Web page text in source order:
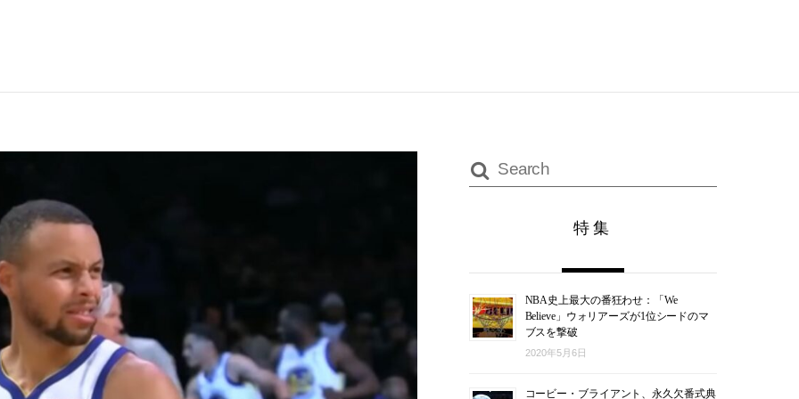
特集
NBA史上最大の番狂わせ：「We
Believe」ウォリアーズが1位シードのマ
ブスを撃破
2020年5月6日
コービー・ブライアント、永久欠番式典